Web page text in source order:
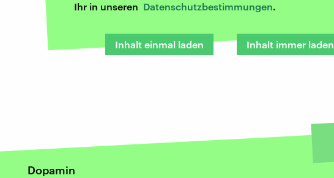
Ihr in unseren Datenschutzbestimmungen.
Inhalt einmal laden Inhalt immer laden
Dopamin